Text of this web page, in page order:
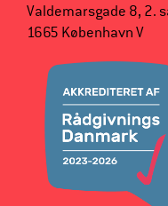
Valdemarsgade 8, 2.
1665 København V